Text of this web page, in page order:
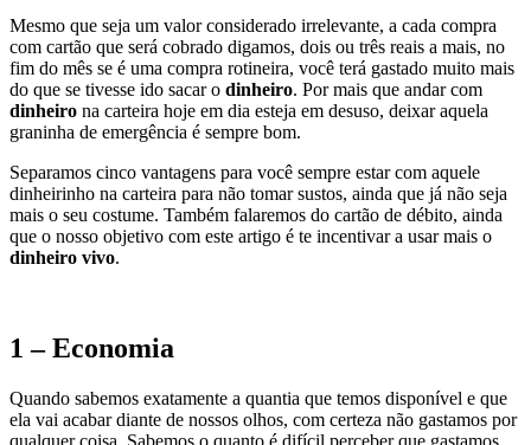
Mesmo que seja um valor considerado irrelevante, a cada compra
com cartão que será cobrado digamos, dois ou três reais a mais, no
fim do mês se é uma compra rotineira, você terá gastado muito mais
do que se tivesse ido sacar o dinheiro. Por mais que andar com
dinheiro na carteira hoje em dia esteja em desuso, deixar aquela
graninha de emergência é sempre bom.
Separamos cinco vantagens para você sempre estar com aquele
dinheirinho na carteira para não tomar sustos, ainda que já não seja
mais o seu costume. Também falaremos do cartão de débito, ainda
que o nosso objetivo com este artigo é te incentivar a usar mais o
dinheiro vivo.
1 – Economia
Quando sabemos exatamente a quantia que temos disponível e que
ela vai acabar diante de nossos olhos, com certeza não gastamos por